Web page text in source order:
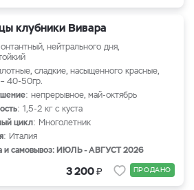
клубники Вивара
нейтрального дня,
сладкие, насыщенного красные,
40-50гр.
: непрерывное, май-октябрь
: 1,5-2 кг с куста
цикл: Многолетник
: Италия
и самовывоз: ИЮЛЬ - АВГУСТ 2026
3 200₽ ПРОДАНО